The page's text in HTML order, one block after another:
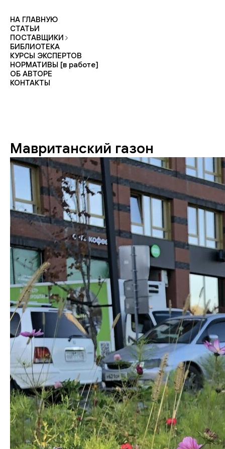
НА ГЛАВНУЮ
СТАТЬИ
ПОСТАВЩИКИ
БИБЛИОТЕКА
КУРСЫ ЭКСПЕРТОВ
НОРМАТИВЫ [в работе]
ОБ АВТОРЕ
КОНТАКТЫ
Мавританский газон